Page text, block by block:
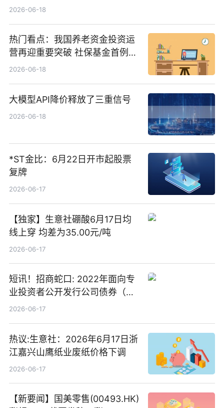
1000万港元
2026-06-18
热门看点：我国养老资金投资运
营再迎重要突破 社保基金首例期
货账户完成开立
2026-06-18
大模型API降价释放了三重信号
2026-06-18
*ST金比：6月22日开市起股票
复牌
2026-06-17
【独家】生意社硼酸6月17日均
线上穿 均差为35.00元/吨
2026-06-17
短讯！招商蛇口: 2022年面向专
业投资者公开发行公司债券（第
二期）（品种二）2026年付息公
2026-06-17
热议:生意社：2026年6月17日浙
江嘉兴山鹰纸业废纸价格下调
2026-06-17
【新要闻】国美零售(00493.HK)